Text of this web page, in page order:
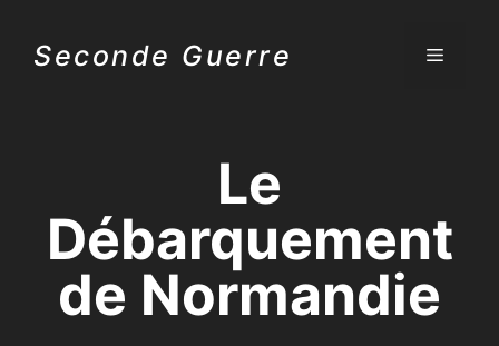
contenuSeconde Guerre MENU
Le
Débarquement
de Normandie